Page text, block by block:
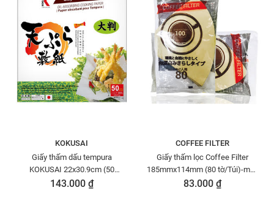
KOKUSAI
Giấy thấm dấu tempura
KOKUSAI 22x30.9cm (50
sheet/túi) - GTDD00004787
143.000 ₫
COFFEE FILTER
Giấy thấm lọc Coffee Filter
185mmx114mm (80 tờ/Túi)-màu
cà phê - GTL000900112
83.000 ₫